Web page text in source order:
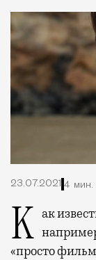
23.07.2021 4 мин.
Как известно, М. Найт Шьямалан, как и,
«просто